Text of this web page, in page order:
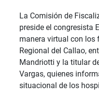
La Comisión de
preside el congresista
manera virtual con los
Regional del Callao,
Mandriotti y la titular
Vargas, quienes
situacional de los